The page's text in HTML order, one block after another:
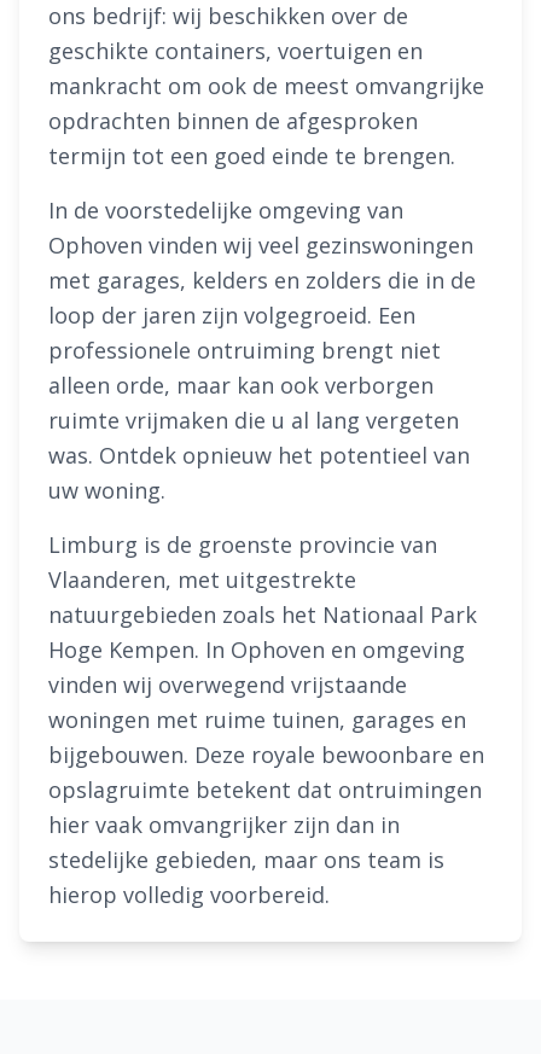
ons bedrijf: wij beschikken over de
geschikte containers, voertuigen en
mankracht om ook de meest omvangrijke
opdrachten binnen de afgesproken
termijn tot een goed einde te brengen.
In de voorstedelijke omgeving van
Ophoven vinden wij veel gezinswoningen
met garages, kelders en zolders die in de
loop der jaren zijn volgegroeid. Een
professionele ontruiming brengt niet
alleen orde, maar kan ook verborgen
ruimte vrijmaken die u al lang vergeten
was. Ontdek opnieuw het potentieel van
uw woning.
Limburg is de groenste provincie van
Vlaanderen, met uitgestrekte
natuurgebieden zoals het Nationaal Park
Hoge Kempen. In Ophoven en omgeving
vinden wij overwegend vrijstaande
woningen met ruime tuinen, garages en
bijgebouwen. Deze royale bewoonbare en
opslagruimte betekent dat ontruimingen
hier vaak omvangrijker zijn dan in
stedelijke gebieden, maar ons team is
hierop volledig voorbereid.